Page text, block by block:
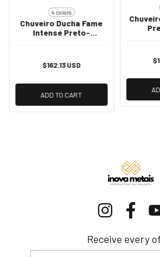
4 colors
Chuveiro Ducha Fame
Intense Preto-
$162.13 USD
ADD TO CART
Receive every